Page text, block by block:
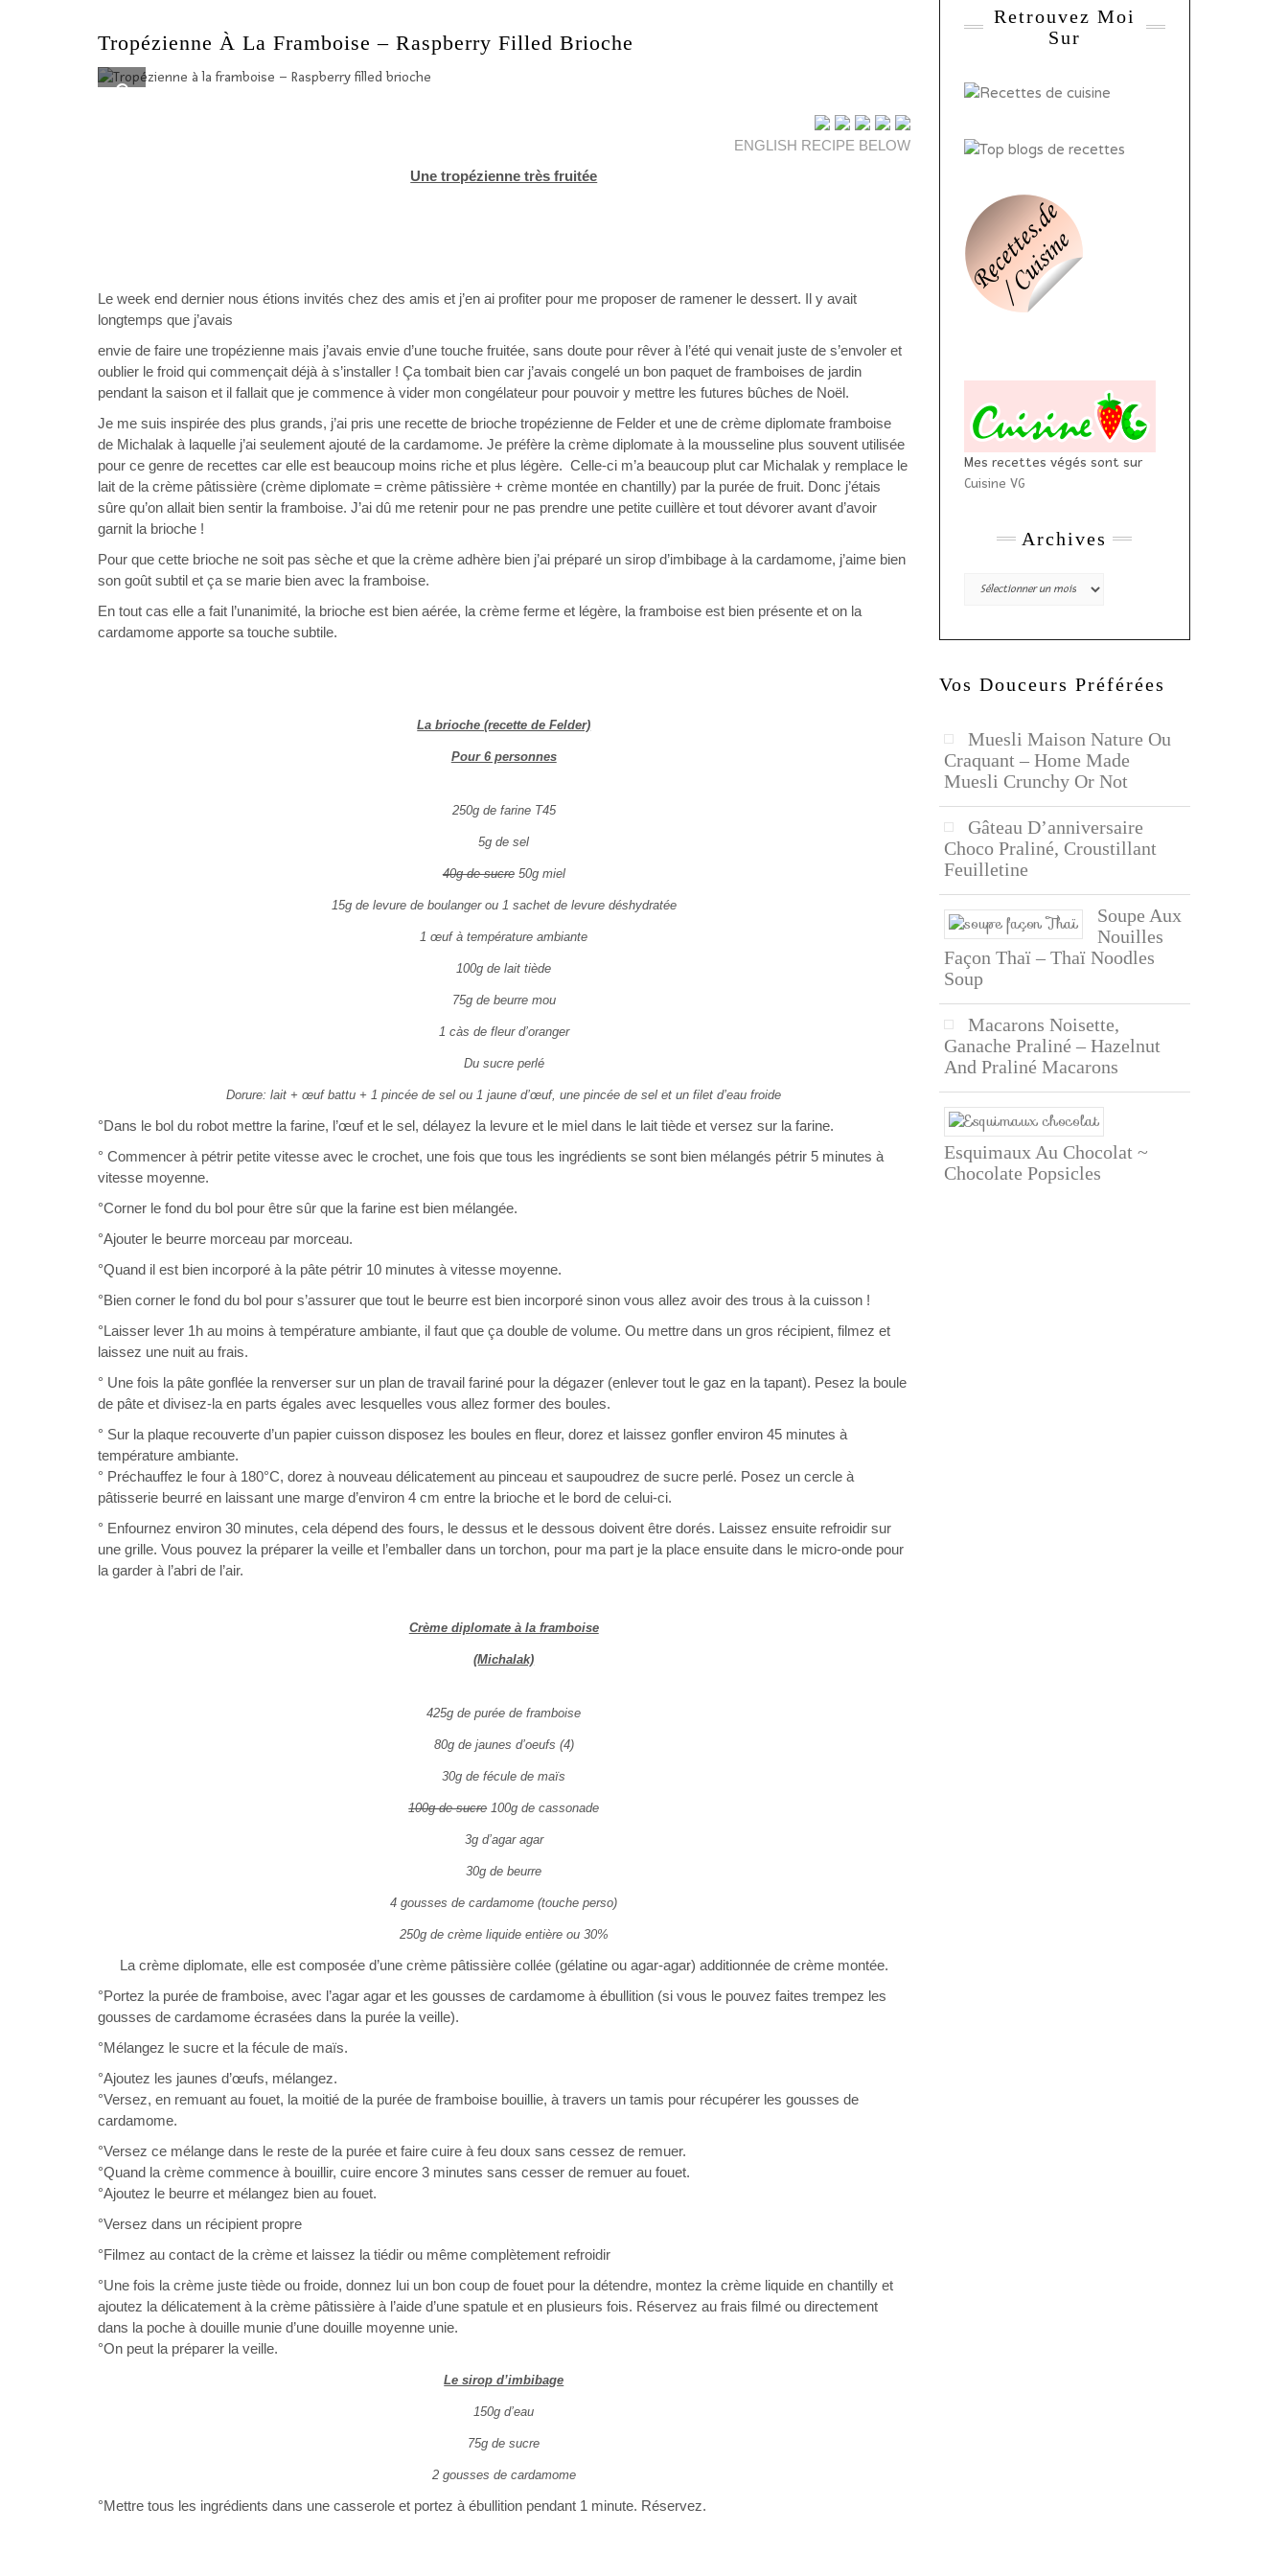
Tropézienne À La Framboise – Raspberry Filled Brioche
ENGLISH RECIPE BELOW
Une tropézienne très fruitée
Le week end dernier nous étions invités chez des amis et j’en ai profiter pour me proposer de ramener le dessert. Il y avait
longtemps que j’avais
envie de faire une tropézienne mais j’avais envie d’une touche fruitée, sans doute pour rêver à l’été qui venait juste de s’envoler et
oublier le froid qui commençait déjà à s’installer ! Ça tombait bien car j’avais congelé un bon paquet de framboises de jardin
pendant la saison et il fallait que je commence à vider mon congélateur pour pouvoir y mettre les futures bûches de Noël.
Je me suis inspirée des plus grands, j’ai pris une recette de brioche tropézienne de Felder et une de crème diplomate framboise
de Michalak à laquelle j’ai seulement ajouté de la cardamome. Je préfère la crème diplomate à la mousseline plus souvent utilisée
pour ce genre de recettes car elle est beaucoup moins riche et plus légère. Celle-ci m’a beaucoup plut car Michalak y remplace le
lait de la crème pâtissière (crème diplomate = crème pâtissière + crème montée en chantilly) par la purée de fruit. Donc j’étais
sûre qu’on allait bien sentir la framboise. J’ai dû me retenir pour ne pas prendre une petite cuillère et tout dévorer avant d’avoir
garnit la brioche !
Pour que cette brioche ne soit pas sèche et que la crème adhère bien j’ai préparé un sirop d’imbibage à la cardamome, j’aime bien
son goût subtil et ça se marie bien avec la framboise.
En tout cas elle a fait l’unanimité, la brioche est bien aérée, la crème ferme et légère, la framboise est bien présente et on la
cardamome apporte sa touche subtile.
La brioche (recette de Felder)
Pour 6 personnes
250g de farine T45
5g de sel
40g de sucre50g miel
15g de levure de boulanger ou 1 sachet de levure déshydratée
1 œuf à température ambiante
100g de lait tiède
75g de beurre mou
1 càs de fleur d’oranger
Du sucre perlé
Dorure: lait + œuf battu + 1 pincée de sel ou 1 jaune d’œuf, une pincée de sel et un filet d’eau froide
°Dans le bol du robot mettre la farine, l’œuf et le sel, délayez la levure et le miel dans le lait tiède et versez sur la farine.
° Commencer à pétrir petite vitesse avec le crochet, une fois que tous les ingrédients se sont bien mélangés pétrir 5 minutes à
vitesse moyenne.
°Corner le fond du bol pour être sûr que la farine est bien mélangée.
°Ajouter le beurre morceau par morceau.
°Quand il est bien incorporé à la pâte pétrir 10 minutes à vitesse moyenne.
°Bien corner le fond du bol pour s’assurer que tout le beurre est bien incorporé sinon vous allez avoir des trous à la cuisson !
°Laisser lever 1h au moins à température ambiante, il faut que ça double de volume. Ou mettre dans un gros récipient, filmez et
laissez une nuit au frais.
° Une fois la pâte gonflée la renverser sur un plan de travail fariné pour la dégazer (enlever tout le gaz en la tapant). Pesez la boule
de pâte et divisez-la en parts égales avec lesquelles vous allez former des boules.
° Sur la plaque recouverte d’un papier cuisson disposez les boules en fleur, dorez et laissez gonfler environ 45 minutes à
température ambiante.
° Préchauffez le four à 180°C, dorez à nouveau délicatement au pinceau et saupoudrez de sucre perlé. Posez un cercle à
pâtisserie beurré en laissant une marge d’environ 4 cm entre la brioche et le bord de celui-ci.
° Enfournez environ 30 minutes, cela dépend des fours, le dessus et le dessous doivent être dorés. Laissez ensuite refroidir sur
une grille. Vous pouvez la préparer la veille et l’emballer dans un torchon, pour ma part je la place ensuite dans le micro-onde pour
la garder à l’abri de l’air.
Crème diplomate à la framboise
(Michalak)
425g de purée de framboise
80g de jaunes d’oeufs (4)
30g de fécule de maïs
100g de sucre100g de cassonade
3g d’agar agar
30g de beurre
4 gousses de cardamome (touche perso)
250g de crème liquide entière ou 30%
La crème diplomate, elle est composée d’une crème pâtissière collée (gélatine ou agar-agar) additionnée de crème montée.
°Portez la purée de framboise, avec l’agar agar et les gousses de cardamome à ébullition (si vous le pouvez faites trempez les
gousses de cardamome écrasées dans la purée la veille).
°Mélangez le sucre et la fécule de maïs.
°Ajoutez les jaunes d’œufs, mélangez.
°Versez, en remuant au fouet, la moitié de la purée de framboise bouillie, à travers un tamis pour récupérer les gousses de
cardamome.
°Versez ce mélange dans le reste de la purée et faire cuire à feu doux sans cessez de remuer.
°Quand la crème commence à bouillir, cuire encore 3 minutes sans cesser de remuer au fouet.
°Ajoutez le beurre et mélangez bien au fouet.
°Versez dans un récipient propre
°Filmez au contact de la crème et laissez la tiédir ou même complètement refroidir
°Une fois la crème juste tiède ou froide, donnez lui un bon coup de fouet pour la détendre, montez la crème liquide en chantilly et
ajoutez la délicatement à la crème pâtissière à l’aide d’une spatule et en plusieurs fois. Réservez au frais filmé ou directement
dans la poche à douille munie d’une douille moyenne unie.
°On peut la préparer la veille.
Le sirop d’imbibage
150g d’eau
75g de sucre
2 gousses de cardamome
°Mettre tous les ingrédients dans une casserole et portez à ébullition pendant 1 minute. Réservez.
Retrouvez Moi
Sur
Mes recettes végés sont sur
Cuisine VG
Archives
Archives
Vos Douceurs Préférées
Muesli Maison Nature Ou
Craquant – Home Made
Muesli Crunchy Or Not
Gâteau D’anniversaire
Choco Praliné, Croustillant
Feuilletine
Soupe Aux
Nouilles
Façon Thaï – Thaï Noodles
Soup
Macarons Noisette,
Ganache Praliné – Hazelnut
And Praliné Macarons
Esquimaux Au Chocolat ~
Chocolate Popsicles